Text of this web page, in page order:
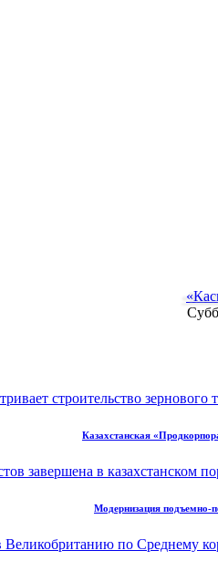
Казахстанская
Модернизация подъемно-